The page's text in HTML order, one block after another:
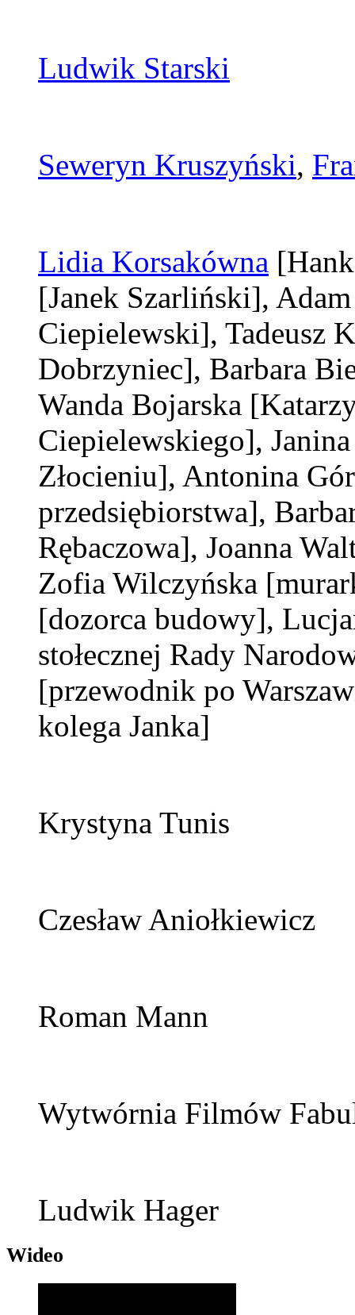
Ludwik Starski
Seweryn Kruszyński,
Lidia Korsakówna
[Janek Szarliński],
Ciepielewski], Tadeusz
Dobrzyniec], Barbara
Wanda Bojarska
Ciepielewskiego],
Złocieniu], Antonina
przedsiębiorstwa],
Rębaczowa], Joanna
Zofia Wilczyńska
[dozorca budowy],
stołecznej Rady
[przewodnik po
kolega Janka]
Krystyna Tunis
Czesław Aniołkiewicz
Roman Mann
Wytwórnia Filmów
Ludwik Hager
Wideo